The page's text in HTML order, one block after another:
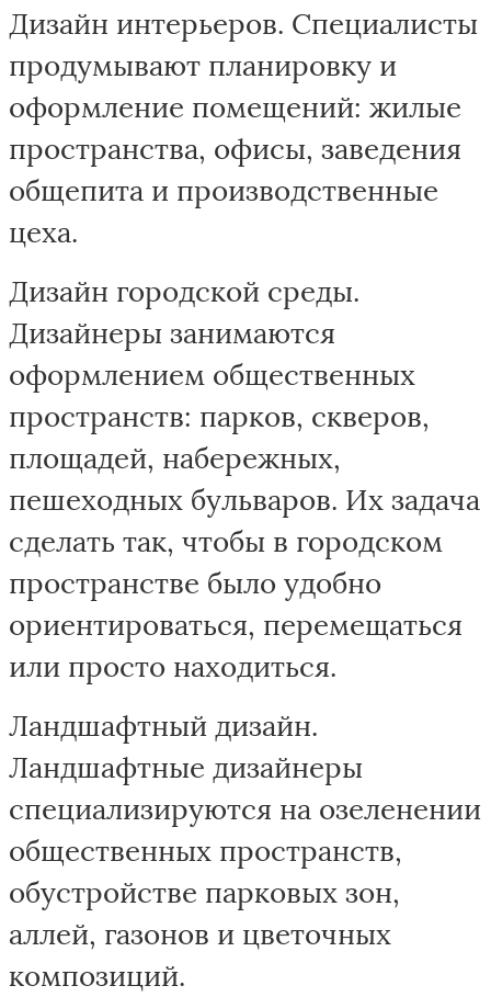
Дизайн интерьеров. Специалисты
продумывают планировку и
оформление помещений: жилые
пространства, офисы, заведения
общепита и производственные
цеха.
Дизайн городской среды.
Дизайнеры занимаются
оформлением общественных
пространств: парков, скверов,
площадей, набережных,
пешеходных бульваров. Их задача
сделать так, чтобы в городском
пространстве было удобно
ориентироваться, перемещаться
или просто находиться.
Ландшафтный дизайн.
Ландшафтные дизайнеры
специализируются на озеленении
общественных пространств,
обустройстве парковых зон,
аллей, газонов и цветочных
композиций.